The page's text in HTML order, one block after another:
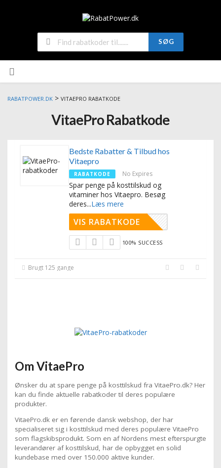
SØG
RABATPOWER.DK > VITAEPRO RABATKODE
VitaePro Rabatkode
Bedste Rabatter & Tilbud hos
Vitaepro
RABATKODE No Expires
Spar penge på kosttilskud og
vitaminer hos Vitaepro. Besøg
deres...Læs mere
VIS RABATKODE
100% SUCCESS
Brugt 125 gange
Om VitaePro
Ønsker du at spare penge på kosttilskud fra VitaePro.dk? Her
kan du finde aktuelle rabatkoder til deres populære
produkter.
VitaePro.dk er en førende dansk webshop, der har
specialiseret sig i kosttilskud med deres populære VitaePro
som flagskibsprodukt. Som en af Nordens mest efterspurgte
leverandører af kosttilskud, har de opbygget en solid
kundebase med over 150.000 aktive kunder.